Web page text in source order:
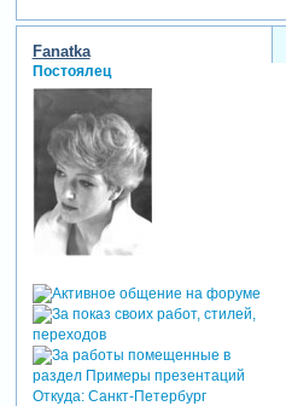
Fanatka
Постоялец
Откуда:Санкт-Петербург